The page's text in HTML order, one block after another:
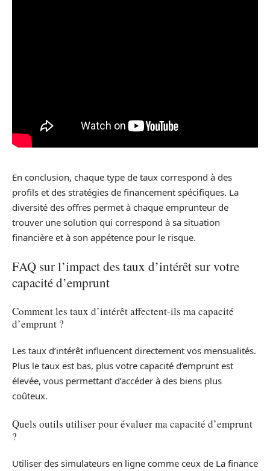
En conclusion, chaque type de taux correspond à des
profils et des stratégies de financement spécifiques. La
diversité des offres permet à chaque emprunteur de
trouver une solution qui correspond à sa situation
financière et à son appétence pour le risque.
FAQ sur l’impact des taux d’intérêt sur votre
capacité d’emprunt
Comment les taux d’intérêt affectent-ils ma capacité
d’emprunt ?
Les taux d’intérêt influencent directement vos mensualités.
Plus le taux est bas, plus votre capacité d’emprunt est
élevée, vous permettant d’accéder à des biens plus
coûteux.
Quels outils utiliser pour évaluer ma capacité d’emprunt
?
Utiliser des simulateurs en ligne comme ceux de La finance